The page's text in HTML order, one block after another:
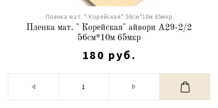
Пленка мат. " Корейская" 56см*10м 65мкр
Пленка мат. " Корейская" айвори А29-2/2
56см*10м 65мкр
180 руб.